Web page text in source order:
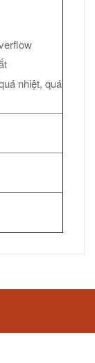
nhiệt, quá